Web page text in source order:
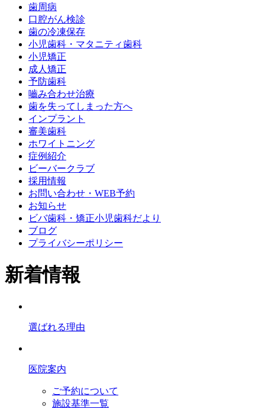
歯周病
口腔がん検診
歯の冷凍保存
小児歯科・マタニティ歯科
小児矯正
成人矯正
予防歯科
嚙み合わせ治療
歯を失ってしまった方へ
インプラント
審美歯科
ホワイトニング
症例紹介
ビーバークラブ
採用情報
お問い合わせ・WEB予約
お知らせ
ビバ歯科・矯正小児歯科だより
ブログ
プライバシーポリシー
新着情報
選ばれる理由
医院案内
ご予約について
施設基準一覧